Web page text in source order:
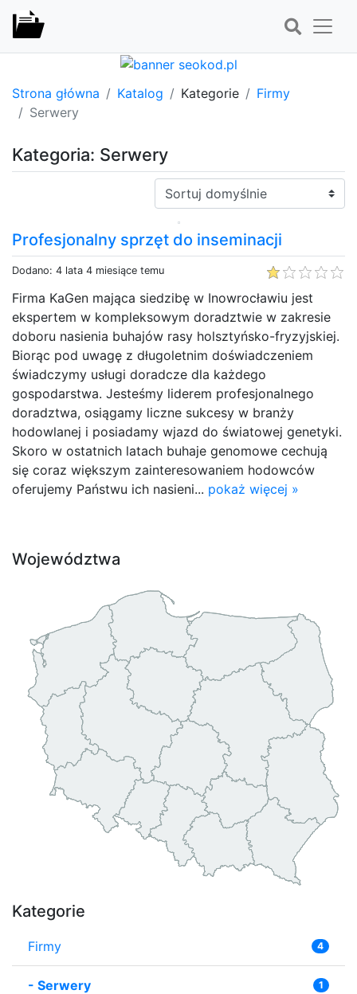
Strona główna Katalog Kategorie
Firmy
Serwery
Kategoria: Serwery
Sortuj:
Profesjonalny sprzęt do inseminacji
Dodano: 4 lata 4 miesiące temu
Firma KaGen mająca siedzibę w Inowrocławiu jest
ekspertem w kompleksowym doradztwie w zakresie
doboru nasienia buhajów rasy holsztyńsko-fryzyjskiej.
Biorąc pod uwagę z długoletnim doświadczeniem
świadczymy usługi doradcze dla każdego
gospodarstwa. Jesteśmy liderem profesjonalnego
doradztwa, osiągamy liczne sukcesy w branży
hodowlanej i posiadamy wjazd do światowej genetyki.
Skoro w ostatnich latach buhaje genomowe cechują
się coraz większym zainteresowaniem hodowców
oferujemy Państwu ich nasieni... pokaż więcej »
Województwa
Kategorie
Firmy 4
- Serwery 1